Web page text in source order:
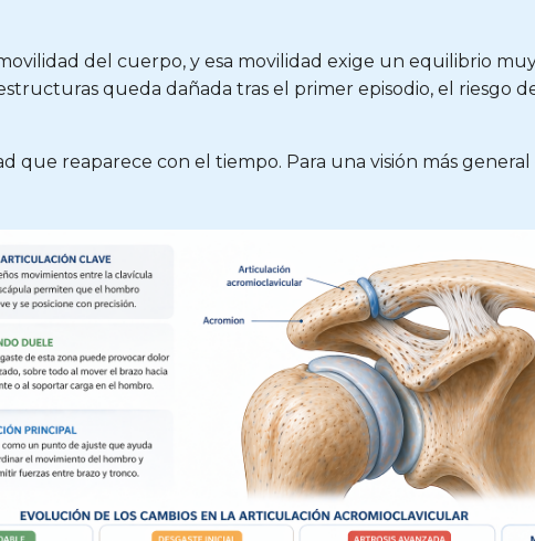
del cuerpo, y esa movilidad exige un equilibrio
queda dañada tras el primer episodio, el riesgo
que reaparece con el tiempo. Para una visión más